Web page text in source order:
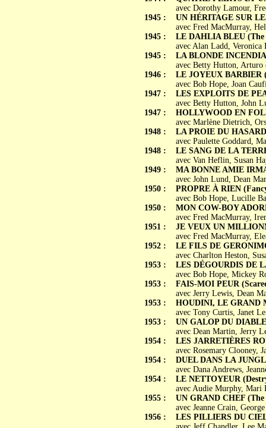
1945 :
1945 :
1945 :
1946 :
1947 :
1947 :
1948 :
1948 :
1949 :
1950 :
1950 :
1951 :
1952 :
1953 :
1953 :
1953 :
1953 :
1954 :
1954 :
1954 :
1955 :
1956 :
avec Dorothy Lamour,
UN HÉRITAGE SUR
avec Fred MacMurray,
LE DAHLIA BLEU (The
avec Alan Ladd,
LA BLONDE
avec Betty Hutton, Arturo
LE JOYEUX BARBIER
avec Bob Hope, Joan
LES EXPLOITS DE
avec Betty Hutton, John
HOLLYWOOD EN
avec Marlène Dietrich,
LA PROIE DU
avec Paulette Goddard,
LE SANG DE LA
avec Van Heflin, Susan
MA BONNE AMIE
avec John Lund, Dean
PROPRE À RIEN
avec Bob Hope, Lucille
MON COW-BOY
avec Fred MacMurray,
JE VEUX UN
avec Fred MacMurray,
LE FILS DE
avec Charlton Heston,
LES DÉGOURDIS DE
avec Bob Hope, Mickey
FAIS-MOI PEUR
avec Jerry Lewis, Dean
HOUDINI, LE GRAND
avec Tony Curtis, Janet
UN GALOP DU
avec Dean Martin, Jerry
LES JARRETIÈRES
avec Rosemary Clooney,
DUEL DANS LA
avec Dana Andrews,
LE NETTOYEUR
avec Audie Murphy, Mari
UN GRAND CHEF (The
avec Jeanne Crain,
LES PILLIERS DU